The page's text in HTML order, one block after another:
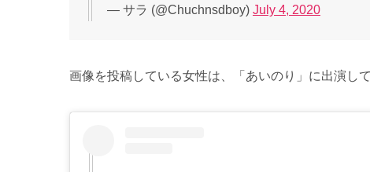
— サラ (@Chuchnsdboy) July 4, 2020
画像を投稿している女性は、「あいのり」に出演し